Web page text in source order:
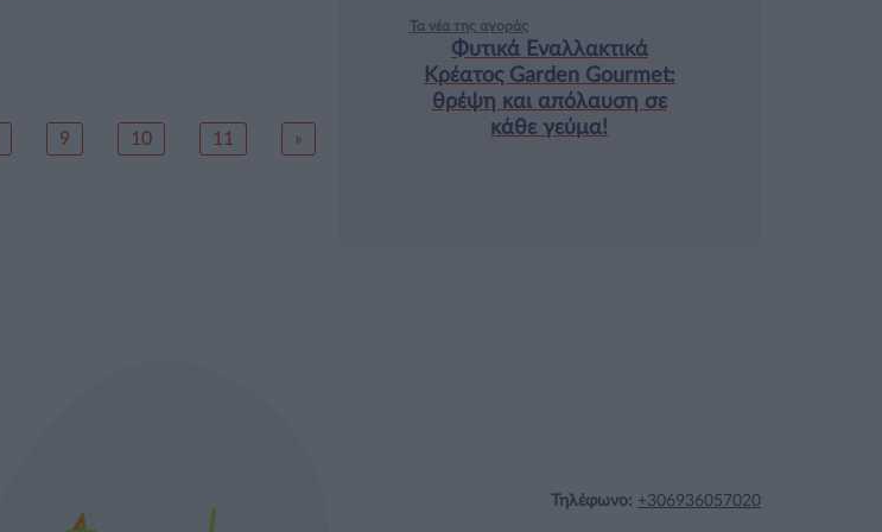
9 10 11 »
Τα νέα της αγοράς
Φυτικά Εναλλακτικά
Κρέατος Garden Gourmet:
θρέψη και απόλαυση σε
κάθε γεύμα!
Τηλέφωνο: +306936057020